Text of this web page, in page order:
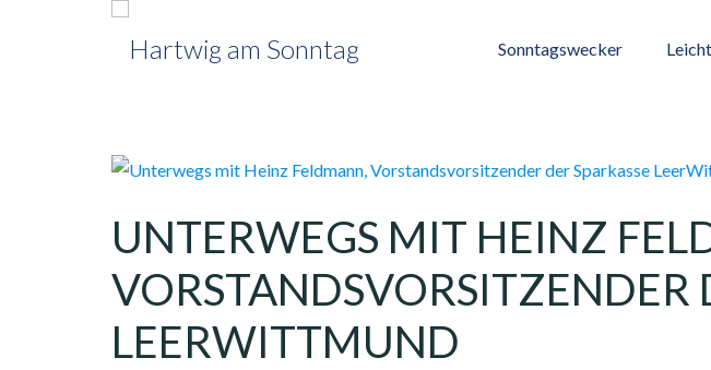
Sonntagswecker
UNTERWEGS MIT HEINZ
VORSTANDSVORSITZENDER
LEERWITTMUND